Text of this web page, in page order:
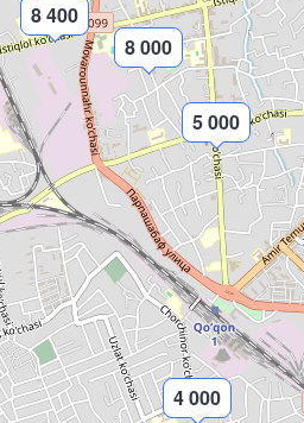
4 000
8 000
5 000
8 400